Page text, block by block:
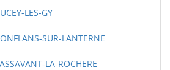
LES-GY
SUR-LANTERNE
LA-ROCHERE